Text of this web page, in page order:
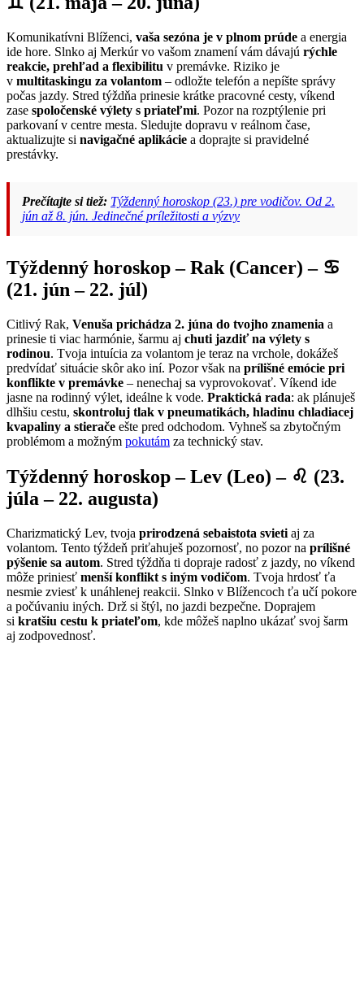
Komunikatívni Blíženci, vaša sezóna je v plnom prúde a energia
ide hore. Slnko aj Merkúr vo vašom znamení vám dávajú rýchle
reakcie, prehľad a flexibilitu v premávke. Riziko je
v multitaskingu za volantom – odložte telefón a nepíšte správy
počas jazdy. Stred týždňa prinesie krátke pracovné cesty, víkend
zase spoločenské výlety s priateľmi. Pozor na rozptýlenie pri
parkovaní v centre mesta. Sledujte dopravu v reálnom čase,
aktualizujte si navigačné aplikácie a doprajte si pravidelné
prestávky.
Prečítajte si tiež: Týždenný horoskop (23.) pre vodičov. Od 2.
jún až 8. jún. Jedinečné príležitosti a výzvy
Týždenný horoskop – Rak (Cancer) – ♋
(21. jún – 22. júl)
Citlivý Rak, Venuša prichádza 2. júna do tvojho znamenia a
prinesie ti viac harmónie, šarmu aj chuti jazdiť na výlety s
rodinou. Tvoja intuícia za volantom je teraz na vrchole, dokážeš
predvídať situácie skôr ako iní. Pozor však na prílišné emócie pri
konflikte v premávke – nenechaj sa vyprovokovať. Víkend ide
jasne na rodinný výlet, ideálne k vode. Praktická rada: ak plánuješ
dlhšiu cestu, skontroluj tlak v pneumatikách, hladinu chladiacej
kvapaliny a stierače ešte pred odchodom. Vyhneš sa zbytočným
problémom a možným pokutám za technický stav.
Týždenný horoskop – Lev (Leo) – ♌ (23.
júla – 22. augusta)
Charizmatický Lev, tvoja prirodzená sebaistota svieti aj za
volantom. Tento týždeň priťahuješ pozornosť, no pozor na prílišné
pýšenie sa autom. Stred týždňa ti dopraje radosť z jazdy, no víkend
môže priniesť menší konflikt s iným vodičom. Tvoja hrdosť ťa
nesmie zviesť k unáhlenej reakcii. Slnko v Blížencoch ťa učí pokore
a počúvaniu iných. Drž si štýl, no jazdi bezpečne. Doprajem
si kratšiu cestu k priateľom, kde môžeš naplno ukázať svoj šarm
aj zodpovednosť.